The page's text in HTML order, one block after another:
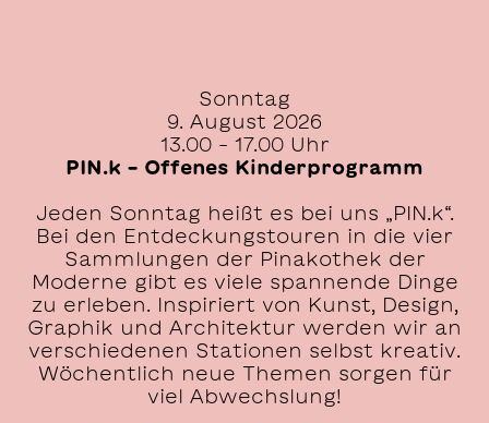
Sonntag
9. August 2026
13.00 – 17.00 Uhr
PIN.k – Offenes Kinderprogramm
Jeden Sonntag heißt es bei uns „PIN.k“.
Bei den Entdeckungstouren in die vier
Sammlungen der Pinakothek der
Moderne gibt es viele spannende Dinge
zu erleben. Inspiriert von Kunst, Design,
Graphik und Architektur werden wir an
verschiedenen Stationen selbst kreativ.
Wöchentlich neue Themen sorgen für
viel Abwechslung!